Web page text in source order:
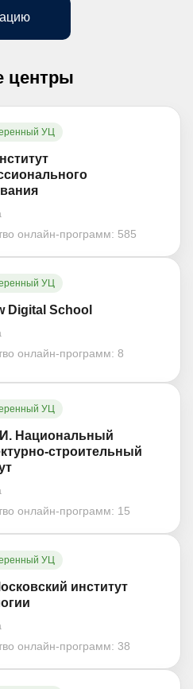
центры
УЦ
онлайн-программ: 585
УЦ
Digital School
онлайн-программ: 8
УЦ
Национальный
строительный
онлайн-программ: 15
УЦ
институт
онлайн-программ: 38